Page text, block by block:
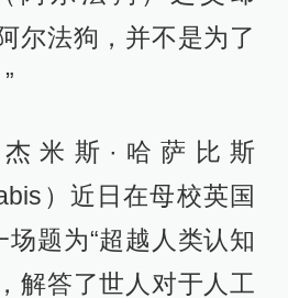
尔法狗，并不是为了
杰米斯·哈萨比斯
）近日在母校英国
题为“超越人类认知
解答了世人对于人工